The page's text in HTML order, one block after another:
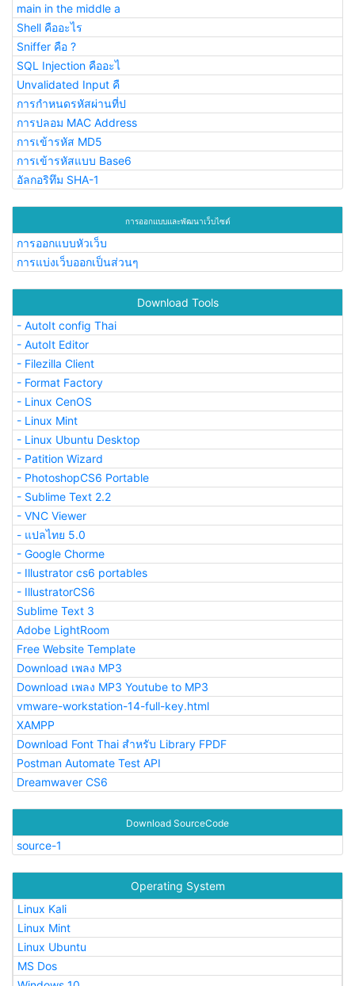
main in the middle a
Shell คืออะไร
Sniffer คือ ?
SQL Injection คืออะไ
Unvalidated Input คื
การกำหนดรหัสผ่านที่ป
การปลอม MAC Address
การเข้ารหัส MD5
การเข้ารหัสแบบ Base6
อัลกอริทึม SHA-1
การออกแบบและพัฒนาเว็บไซต์
การออกแบบหัวเว็บ
การแบ่งเว็บออกเป็นส่วนๆ
Download Tools
- AutoIt config Thai
- AutoIt Editor
- Filezilla Client
- Format Factory
- Linux CenOS
- Linux Mint
- Linux Ubuntu Desktop
- Patition Wizard
- PhotoshopCS6 Portable
- Sublime Text 2.2
- VNC Viewer
- แปลไทย 5.0
- Google Chorme
- Illustrator cs6 portables
- IllustratorCS6
Sublime Text 3
Adobe LightRoom
Free Website Template
Download เพลง MP3
Download เพลง MP3 Youtube to MP3
vmware-workstation-14-full-key.html
XAMPP
Download Font Thai สำหรับ Library FPDF
Postman Automate Test API
Dreamwaver CS6
Download SourceCode
source-1
Operating System
Linux Kali
Linux Mint
Linux Ubuntu
MS Dos